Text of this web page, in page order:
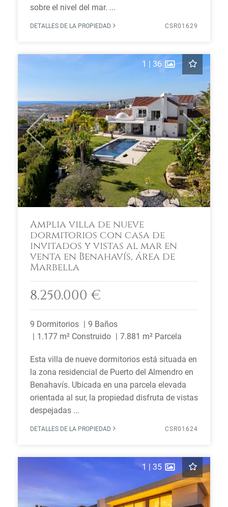
sobre el nivel del mar. ...
DETALLES DE LA PROPIEDAD CSR01629
Previous Next
1 | 36
Amplia villa de nueve
dormitorios con casa de
invitados y vistas al mar en
venta en Benahavís, área de
Marbella
8.250.000 €
9 Dormitorios
9 Baños
1.177 m² Construido
7.881 m² Parcela
Esta villa de nueve dormitorios está situada en
la zona residencial de Puerto del Almendro en
Benahavís. Ubicada en una parcela elevada
orientada al sur, la propiedad disfruta de vistas
despejadas ...
DETALLES DE LA PROPIEDAD CSR01624
1 | 35